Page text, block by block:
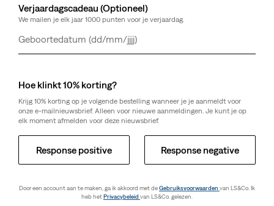
Verjaardagscadeau (Optioneel)
We mailen je elk jaar 1000 punten voor je verjaardag.
Dag
Maand
Jaar
Hoe klinkt 10% korting?
Krijg 10% korting op je volgende bestelling wanneer je je aanmeldt voor
onze e-mailnieuwsbrief. Alleen voor nieuwe aanmeldingen. Je kunt je op
elk moment afmelden voor deze nieuwsbrief.
Response positive Response negative
Door een account aan te maken, ga ik akkoord met deGebruiksvoorwaarden van LS&Co. Ik
heb hetPrivacybeleid van LS&Co. gelezen.